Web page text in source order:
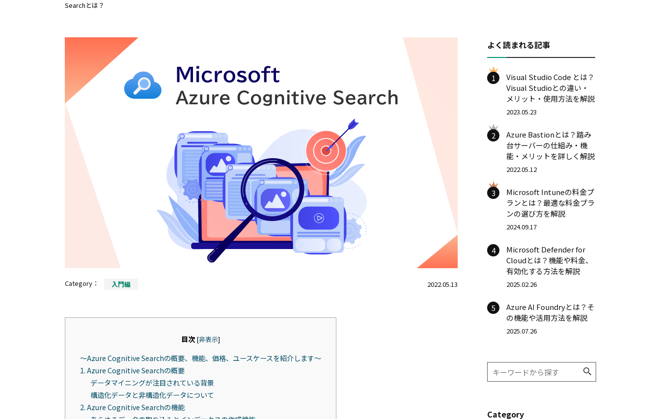
Searchとは？
Category： 入門編 2022.05.13
目次 [非表示]
〜Azure Cognitive Searchの概要、機能、価格、ユースケースを紹介します〜
1. Azure Cognitive Searchの概要
データマイニングが注目されている背景
構造化データと非構造化データについて
2. Azure Cognitive Searchの機能
よく読まれる記事
1
Visual Studio Code とは？
Visual Studioとの違い・
メリット・使用方法を解説
2023.05.23
2
Azure Bastionとは？踏み
台サーバーの仕組み・機
能・メリットを詳しく解説
2022.05.12
3
Microsoft Intuneの料金プ
ランとは？最適な料金プラ
ンの選び方を解説
2024.09.17
4
Microsoft Defender for
Cloudとは？機能や料金、
有効化する方法を解説
2025.02.26
5
Azure AI Foundryとは？そ
の機能や活用方法を解説
2025.07.26
Category